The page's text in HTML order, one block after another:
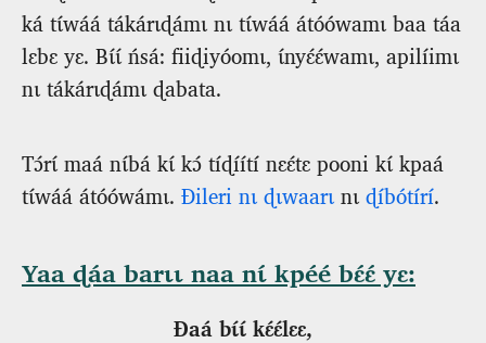
ká tɩ́wáá tákárɩɖámɩ nɩ tɩ́wáá átóówamɩ baa táa
lɛbɛ yɛ. Bɩ́ɩ́ ńsá: fiiɖiyóomɩ, ɩ́nyɛ́ɛ́wamɩ, apilíimɩ
nɩ tákárɩɖámɩ ɖabata.
Tɔ́rɩ́ maá nɩ́bá kɩ́ kɔ́ tíɖíítí nɛɛ́tɛ pooni kɩ́ kpaá
tɩ́wáá átóówámɩ. Ɖileri nɩ ɖɩwaarɩ nɩ ɖíbótírí.
Yaa ɖáa barɩɩ naa nɩ́ kpéé bɛ́ɛ́ yɛ:
Ɖaá bɩ́ɩ́ kɛ́ɛ́lɛɛ,